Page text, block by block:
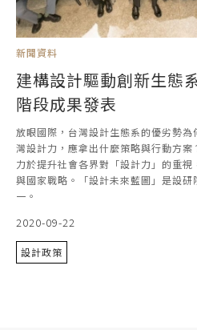
新聞資料
建構設計驅動創新生態
階段成果發表
放眼國際，台灣設計生態系的優劣勢
灣設計力，應拿出什麼策略與行動方
力於提升社會各界對「設計力」的重
與國家戰略。「設計未來藍圖」是設
一。
2020-09-22
設計政策